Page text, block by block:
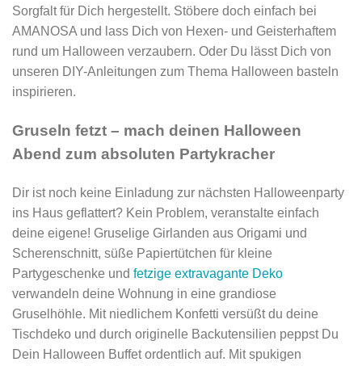
Sorgfalt für Dich hergestellt. Stöbere doch einfach bei
AMANOSA und lass Dich von Hexen- und Geisterhaftem
rund um Halloween verzaubern. Oder Du lässt Dich von
unseren DIY-Anleitungen zum Thema Halloween basteln
inspirieren.
Gruseln fetzt – mach deinen Halloween
Abend zum absoluten Partykracher
Dir ist noch keine Einladung zur nächsten Halloweenparty
ins Haus geflattert? Kein Problem, veranstalte einfach
deine eigene! Gruselige Girlanden aus Origami und
Scherenschnitt, süße Papiertütchen für kleine
Partygeschenke und fetzige extravagante Deko
verwandeln deine Wohnung in eine grandiose
Gruselhöhle. Mit niedlichem Konfetti versüßt du deine
Tischdeko und durch originelle Backutensilien peppst Du
Dein Halloween Buffet ordentlich auf. Mit spukigen